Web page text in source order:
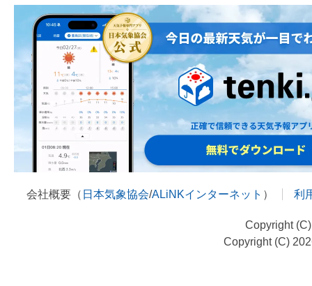
会社概要（ 日本気象協会/ALiNKインターネット ） 利
Copyright
Copyright (C)